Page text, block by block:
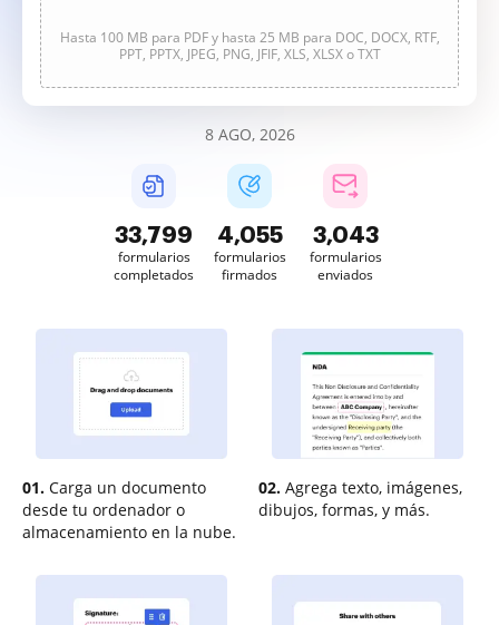
Hasta 100 MB para PDF y hasta 25 MB para DOC, DOCX, RTF,
PPT, PPTX, JPEG, PNG, JFIF, XLS, XLSX o TXT
8 AGO, 2026
33,799
formularios
completados
4,055
formularios
firmados
3,043
formularios
enviados
01. Carga un documento
desde tu ordenador o
almacenamiento en la nube.
02. Agrega texto, imágenes,
dibujos, formas, y más.